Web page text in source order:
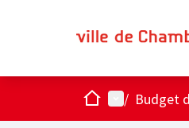
AccueilMenu
/ Budget